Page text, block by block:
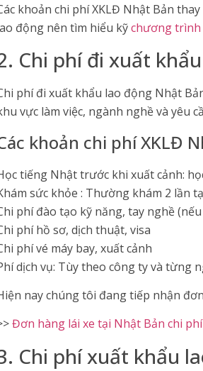
khoản chi phí XKLĐ Nhật Bản
động nên tìm hiểu kỹchương
Chi phí đi xuất
phí đi xuất khẩu lao động Nhật
vực làm việc, ngành nghề và yêu
khoản chi phí XKLĐ
tiếng Nhật trước khi xuất cảnh:
sức khỏe : Thường khám 2 lần
phí đào tạo kỹ năng, tay nghề
phí hồ sơ, dịch thuật, visa
phí vé máy bay, xuất cảnh
dịch vụ: Tùy theo công ty và từng
nay chúng tôi đang tiếp nhận
Đơn hàng lái xe tại Nhật Bản chi
Chi phí xuất khẩu